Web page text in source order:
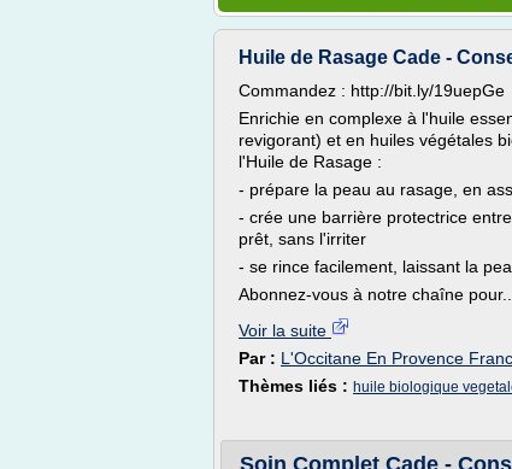
Huile de Rasage Cade -
Commandez : http://bit.ly/19uepGe
Enrichie en complexe à l'huile
revigorant) et en huiles végétales
l'Huile de Rasage :
- prépare la peau au rasage, en
- crée une barrière protectrice
prêt, sans l'irriter
- se rince facilement, laissant la
Abonnez-vous à notre chaîne pour...
Voir la suite
Par : L'Occitane En Provence
Thèmes liés : huile biologique
Soin Complet Cade -